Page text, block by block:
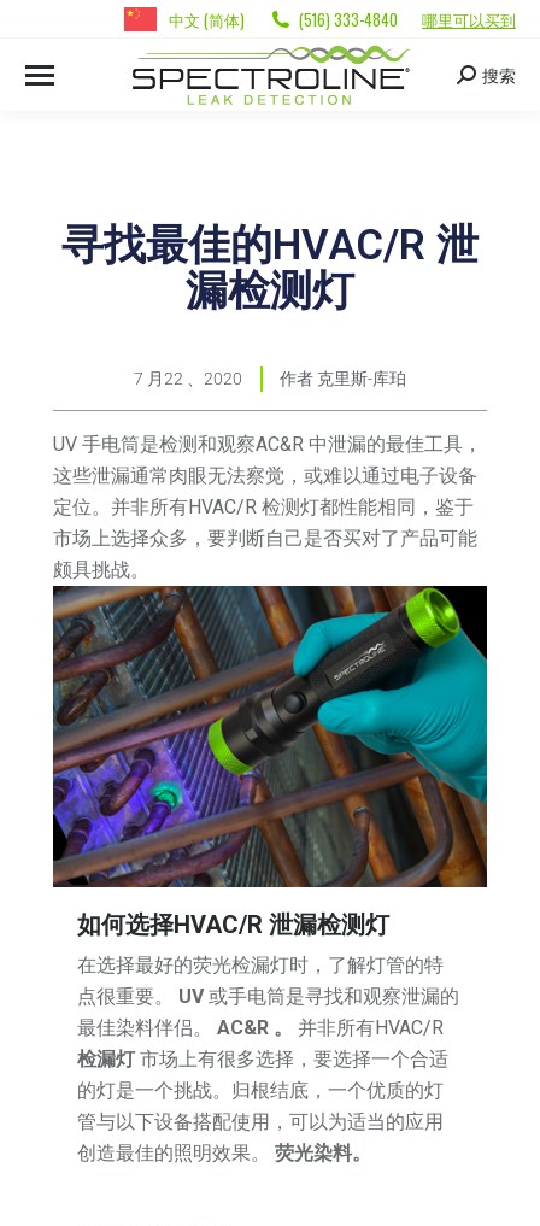
中文 (简体) (516) 333-4840 哪里可以买到
搜索
寻找最佳的HVAC/R 泄
漏检测灯
7 月22 、2020 作者 克里斯-库珀
UV 手电筒是检测和观察AC&R 中泄漏的最佳工具，
这些泄漏通常肉眼无法察觉，或难以通过电子设备
定位。并非所有HVAC/R 检测灯都性能相同，鉴于
市场上选择众多，要判断自己是否买对了产品可能
颇具挑战。
如何选择HVAC/R 泄漏检测灯
在选择最好的荧光检漏灯时，了解灯管的特
点很重要。
UV或手电筒是寻找和观察泄漏的
最佳染料伴侣。AC&R 。
并非所有HVAC/R
检漏灯市场上有很多选择，要选择一个合适
的灯是一个挑战。归根结底，一个优质的灯
管与以下设备搭配使用，可以为适当的应用
创造最佳的照明效果。
荧光染料。